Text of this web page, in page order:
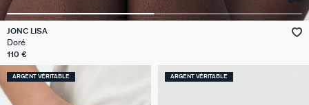
VICTOIRE
GÉNÉRATION AGATHA
SUR LA PEAU
JONC LISA
Doré
110 €
ARGENT VÉRITABLE ARGENT VÉRITABLE